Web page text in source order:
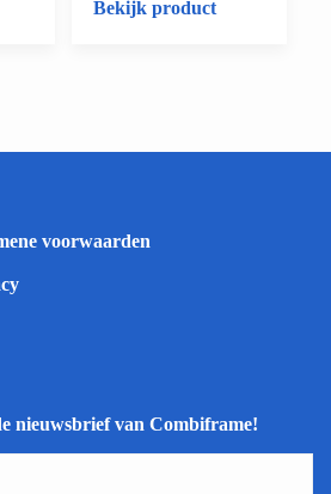
Bekijk product
voorwaarden
nieuwsbrief van Combiframe!